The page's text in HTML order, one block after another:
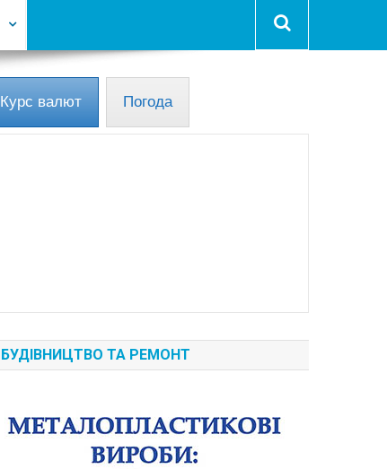
Курс валют Погода
БУДІВНИЦТВО ТА РЕМОНТ